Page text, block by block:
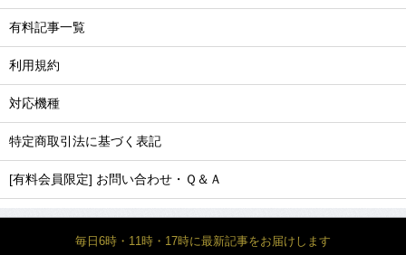
有料記事一覧
利用規約
対応機種
特定商取引法に基づく表記
[有料会員限定] お問い合わせ・Ｑ＆Ａ
毎日6時・11時・17時に最新記事をお届けします